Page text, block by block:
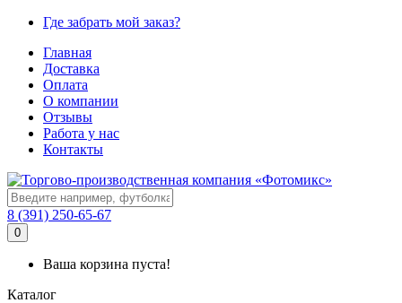
Где забрать мой заказ?
Главная
Доставка
Оплата
О компании
Отзывы
Работа у нас
Контакты
8 (391) 250-65-67
0
Ваша корзина пуста!
Каталог